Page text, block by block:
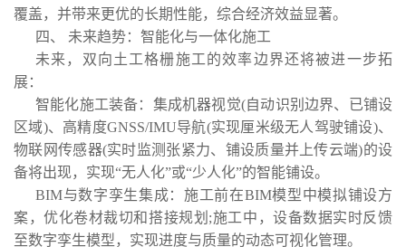
覆盖，并带来更优的长期性能，综合经济效益显著。
四、 未来趋势：智能化与一体化施工
未来，双向土工格栅施工的效率边界还将被进一步拓
展：
智能化施工装备：集成机器视觉(自动识别边界、已铺设
区域)、高精度GNSS/IMU导航(实现厘米级无人驾驶铺设)、
物联网传感器(实时监测张紧力、铺设质量并上传云端)的设
备将出现，实现“无人化”或“少人化”的智能铺设。
BIM与数字孪生集成：施工前在BIM模型中模拟铺设方
案，优化卷材裁切和搭接规划;施工中，设备数据实时反馈
至数字孪生模型，实现进度与质量的动态可视化管理。